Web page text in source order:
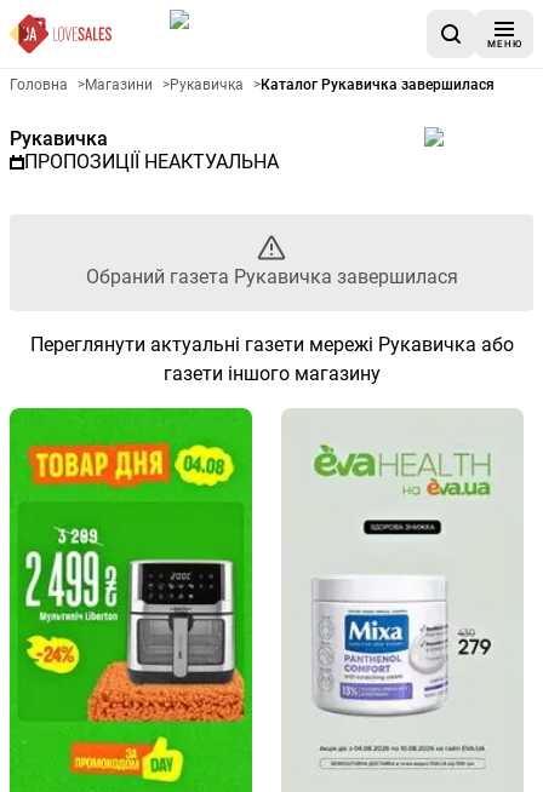
МЕНЮ
Рекламна газета Рукавичка
Головна >Магазини >Рукавичка >Каталог Рукавичка завершилася
Рукавичка
ПРОПОЗИЦІЇ НЕАКТУАЛЬНА
Обраний газета Рукавичка завершилася
Переглянути актуальні газети мережі Рукавичка або
газети іншого магазину